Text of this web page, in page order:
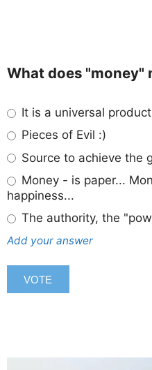
What does "money"
It is a universal
Pieces of Evil :)
Source to achieve the
Money - is paper...
happiness...
The authority, the
Add your answer